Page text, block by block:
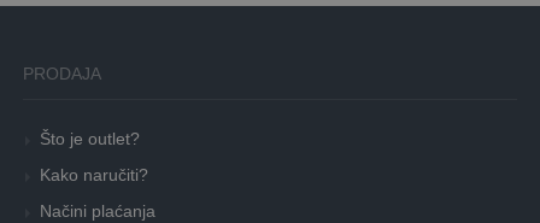
PRODAJA
Što je outlet?
Kako naručiti?
Načini plaćanja